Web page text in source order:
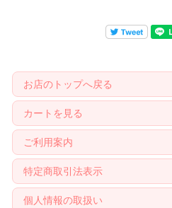
お店のトップへ戻る
カートを見る
ご利用案内
特定商取引法表示
個人情報の取扱い